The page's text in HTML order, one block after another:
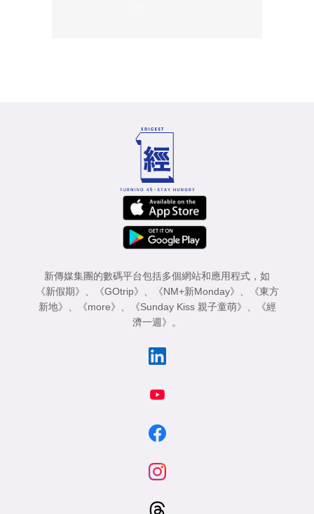
新傳媒集團的數碼平台包括多個網站和應用程式，如
《新假期》
《GOtrip》 《NM+新Monday》
《東方
新地》
《more》 《Sunday Kiss 親子童萌》
《經
濟一週》
。